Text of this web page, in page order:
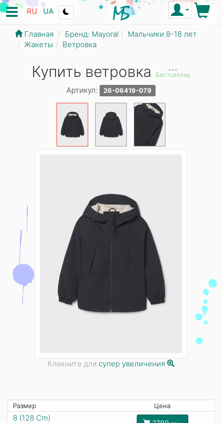
RU UA
Главная Бренд: Mayoral
Мальчики 8-18 лет
Жакеты
Ветровка
Купить ветровка ***
Бестселлер
Артикул: 26-06419-079
Кликните для супер увеличения
Размер Цена
8 (128 Cm)